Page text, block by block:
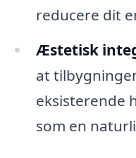
reducere dit
Æstetisk
at
eksisterende
som en